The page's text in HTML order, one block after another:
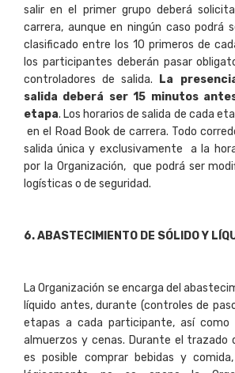
salir en el primer grupo deberá
carrera, aunque en ningún caso podrá
clasificado entre los 10 primeros de
los participantes deberán pasar
controladores de salida.
La
salida deberá ser 15 minutos
etapa. Los horarios de salida de cada
en el Road Book de carrera. Todo
salida única y exclusivamente a la
por la Organización, que podrá ser
logísticas o de seguridad.
6. ABASTECIMIENTO DE SÓLIDO Y
La Organización se encarga del
líquido antes, durante (controles de
etapas a cada participante, así como
almuerzos y cenas. Durante el trazado
es posible comprar bebidas y